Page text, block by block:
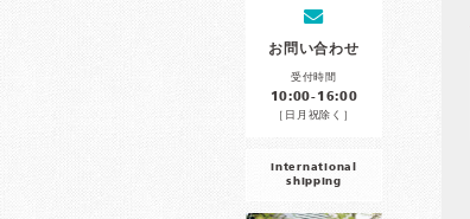
お問い合わせ
受付時間
10:00-16:00
［日月祝除く］
international
shipping